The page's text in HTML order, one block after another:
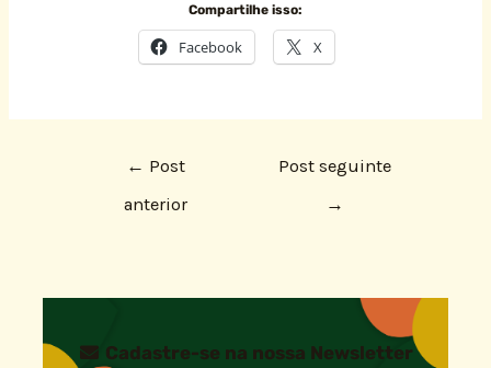
Compartilhe isso:
Facebook X
← Post
anterior
Post seguinte
→
Cadastre-se na nossa Newsletter